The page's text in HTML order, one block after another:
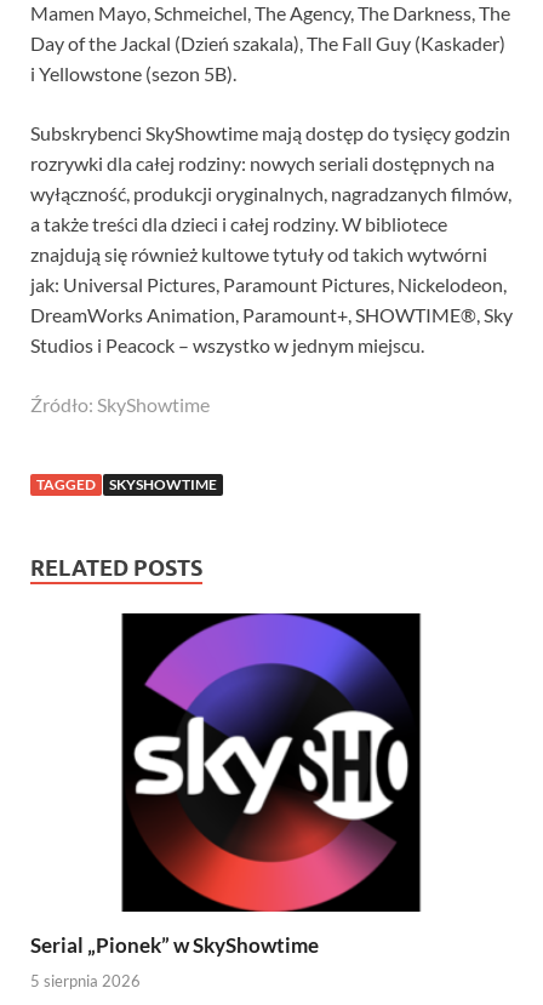
Mamen Mayo, Schmeichel, The Agency, The Darkness, The
Day of the Jackal (Dzień szakala), The Fall Guy (Kaskader)
i Yellowstone (sezon 5B).
Subskrybenci SkyShowtime mają dostęp do tysięcy godzin
rozrywki dla całej rodziny: nowych seriali dostępnych na
wyłączność, produkcji oryginalnych, nagradzanych filmów,
a także treści dla dzieci i całej rodziny. W bibliotece
znajdują się również kultowe tytuły od takich wytwórni
jak: Universal Pictures, Paramount Pictures, Nickelodeon,
DreamWorks Animation, Paramount+, SHOWTIME®, Sky
Studios i Peacock – wszystko w jednym miejscu.
Źródło: SkyShowtime
TAGGED SKYSHOWTIME
RELATED POSTS
Serial „Pionek” w SkyShowtime
5 sierpnia 2026